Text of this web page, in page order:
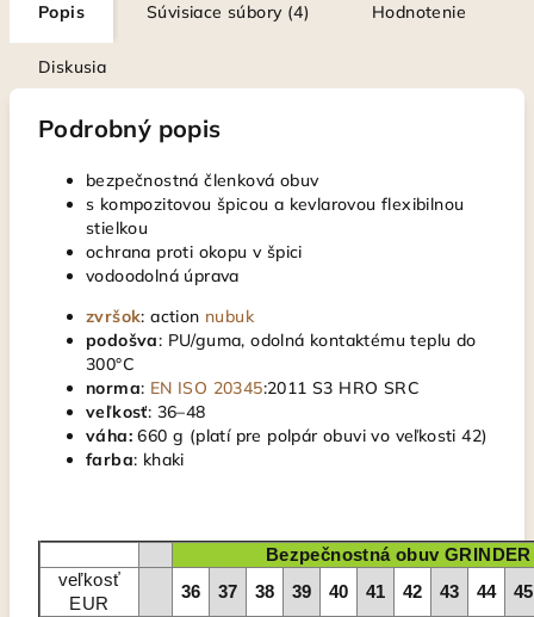
Popis Súvisiace súbory (4) Hodnotenie
Diskusia
Podrobný popis
bezpečnostná členková obuv
s kompozitovou špicou a kevlarovou flexibilnou
stielkou
ochrana proti okopu v špici
vodoodolná úprava
zvršok: action nubuk
podošva: PU/guma, odolná kontaktému teplu do
300°C
norma: EN ISO 20345:2011 S3 HRO SRC
veľkosť: 36–48
váha: 660 g (platí pre polpár obuvi vo veľkosti 42)
farba: khaki
Bezpečnostná obuv GRINDER
veľkosť
EUR
36 37 38 39 40 41 42 43 44
45